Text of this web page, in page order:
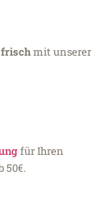
frischmit unserer
für Ihren
50€.